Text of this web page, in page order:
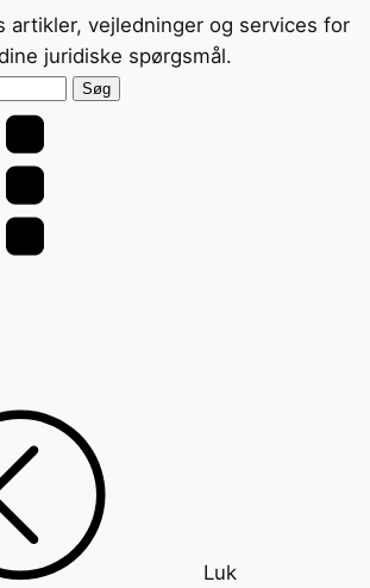
artikler, vejledninger og services for
juridiske spørgsmål.
Luk